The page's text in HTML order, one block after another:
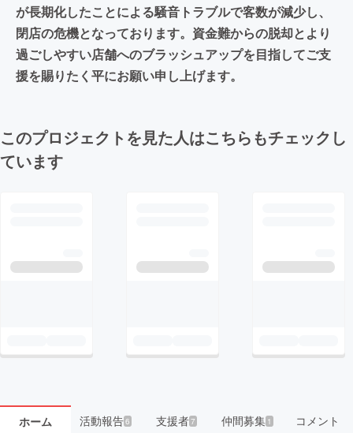
が長期化したことによる騒音トラブルで客数が減少し、
閉店の危機となっております。資金難からの脱却とより
過ごしやすい店舗へのブラッシュアップを目指してご支
援を賜りたく平にお願い申し上げます。
このプロジェクトを見た人はこちらもチェックし
ています
ホーム 活動報告6 支援者7 仲間募集 1 コメント